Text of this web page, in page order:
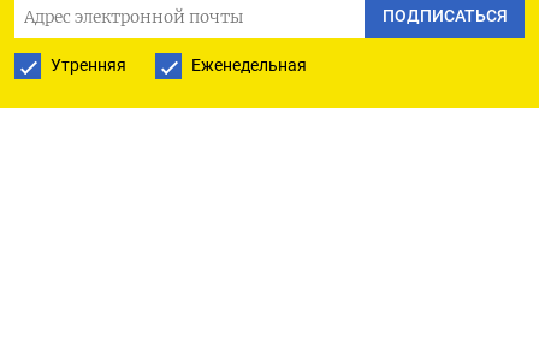
ПОДПИСАТЬСЯ
Утренняя Еженедельная
ПОДПИСАТЬСЯ НА ТЕЛЕГРАМ